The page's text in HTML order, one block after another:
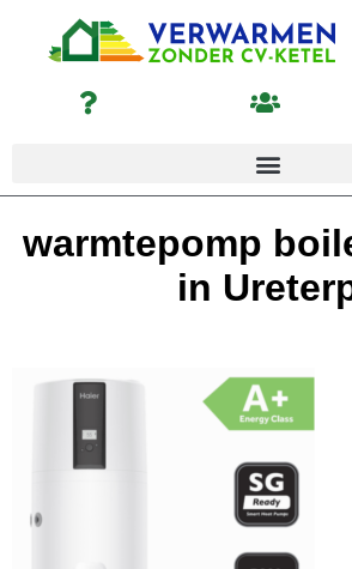
warmtepomp
in